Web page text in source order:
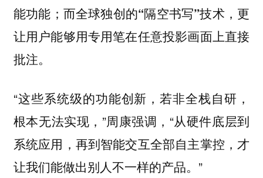
能功能； 而全球独创的“隔空书写”技术，更
让用户能够用专用笔在任意投影画面上直接
批注。
“这些系统级的功能创新，若非全栈自研，
根本无法实现，”周康强调，“从硬件底层到
系统应用，再到智能交互全部自主掌控，才
让我们能做出别人不一样的产品。”